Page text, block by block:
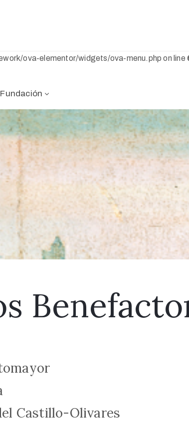
ova-elementor/widgets/ova-menu.php on line
Fundación
Castillo-Olivares